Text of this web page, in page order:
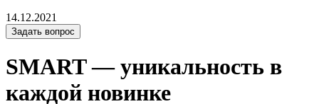
14.12.2021
Задать вопрос
SMART — уникальность в
каждой новинке